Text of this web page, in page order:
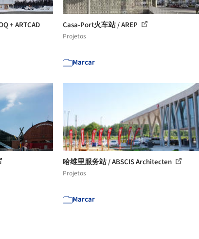
+ ARTCAD
Casa-Port火车站 / AREP
Projetos
Marcar
哈维里服务站 / ABSCIS Architecten
Projetos
Marcar